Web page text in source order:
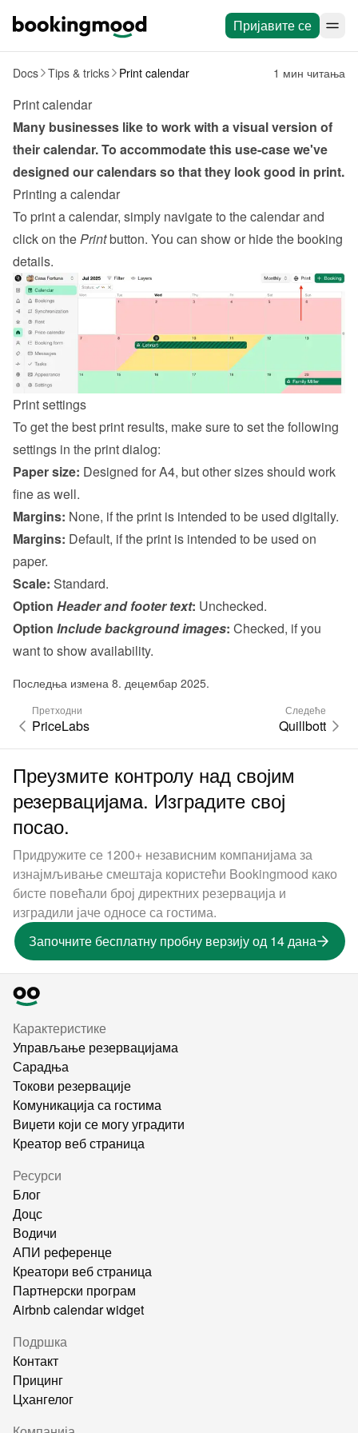
Пријавите се
Docs Tips & tricks Print calendar 1 мин читања
Print calendar
Many businesses like to work with a visual version of
their calendar. To accommodate this use-case we've
designed our calendars so that they look good in print.
Printing a calendar
To print a calendar, simply navigate to the calendar and
click on the Print button. You can show or hide the booking
details.
Print settings
To get the best print results, make sure to set the following
settings in the print dialog:
Paper size: Designed for A4, but other sizes should work
fine as well.
Margins: None, if the print is intended to be used digitally.
Margins: Default, if the print is intended to be used on
paper.
Scale: Standard.
Option Header and footer text: Unchecked.
Option Include background images: Checked, if you
want to show availability.
Последња измена 8. децембар 2025.
Претходни
PriceLabs
Следеће
Quillbott
Преузмите контролу над својим
резервацијама. Изградите свој
посао.
Придружите се 1200+ независним компанијама за
изнајмљивање смештаја користећи Bookingmood како
бисте повећали број директних резервација и
изградили јаче односе са гостима.
Започните бесплатну пробну верзију од 14 дана
Карактеристике
Управљање резервацијама
Сарадња
Токови резервације
Комуникација са гостима
Виџети који се могу уградити
Креатор веб страница
Ресурси
Блог
Доцс
Водичи
АПИ референце
Креатори веб страница
Партнерски програм
Airbnb calendar widget
Подршка
Контакт
Прицинг
Цхангелог